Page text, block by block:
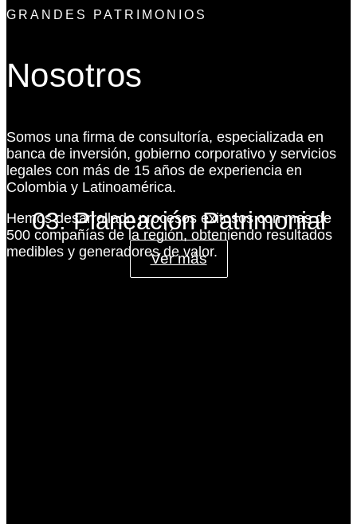
03. Planeación Patrimonial
Ver más
GRANDES PATRIMONIOS
Nosotros
Somos una firma de consultoría, especializada en
banca de inversión, gobierno corporativo y servicios
legales con más de 15 años de experiencia en
Colombia y Latinoamérica.
Hemos desarrollado procesos exitosos con mas de
500 compañías de la región, obteniendo resultados
medibles y generadores de valor.